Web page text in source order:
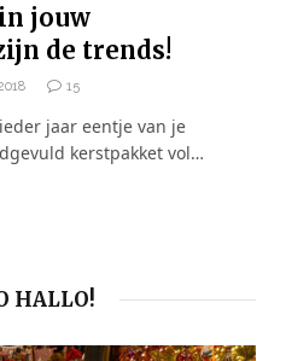
jouw
de trends!
15
jaar eentje van je
kerstpakket vol…
HALLO!